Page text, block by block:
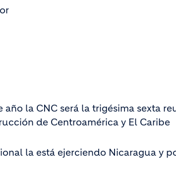
la CNC será la trigésima sexta
de Centroamérica y El Caribe
la está ejerciendo Nicaragua y